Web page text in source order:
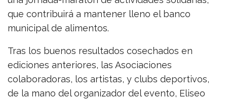
que contribuirá a mantener lleno el banco
municipal de alimentos.
Tras los buenos resultados cosechados en
ediciones anteriores, las Asociaciones
colaboradoras, los artistas, y clubs deportivos,
de la mano del organizador del evento, Eliseo